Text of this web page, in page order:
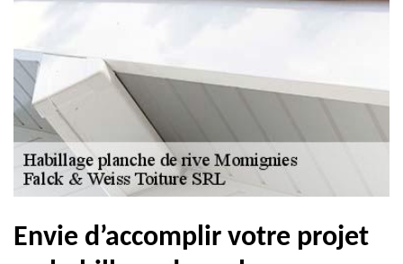
Envie d’accomplir votre projet